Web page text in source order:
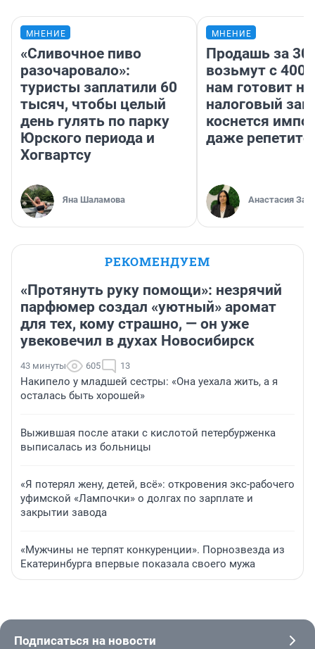
МНЕНИЕ
«Сливочное пиво
разочаровало»:
туристы заплатили 60
тысяч, чтобы целый
день гулять по парку
Юрского периода и
Хогвартсу
Яна Шаламова
МНЕНИЕ
Продашь за
возьмут с
нам готовит
налоговый
коснется
даже
Анастасия
РЕКОМЕНДУЕМ
«Протянуть руку помощи»: незрячий
парфюмер создал «уютный» аромат
для тех, кому страшно, — он уже
увековечил в духах Новосибирск
43 минуты 605 13
Накипело у младшей сестры: «Она уехала жить, а я
осталась быть хорошей»
Выжившая после атаки с кислотой петербурженка
выписалась из больницы
«Я потерял жену, детей, всё»: откровения экс-рабочего
уфимской «Лампочки» о долгах по зарплате и
закрытии завода
«Мужчины не терпят конкуренции». Порнозвезда из
Екатеринбурга впервые показала своего мужа
Подписаться на новости